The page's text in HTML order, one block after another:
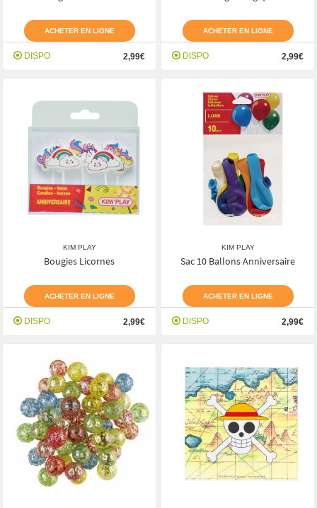
ACHETER EN LIGNE
DISPO 2,99€
ACHETER EN LIGNE
DISPO 2,99€
KIM PLAY
Bougies Licornes
ACHETER EN LIGNE
DISPO 2,99€
KIM PLAY
Sac 10 Ballons Anniversaire
ACHETER EN LIGNE
DISPO 2,99€